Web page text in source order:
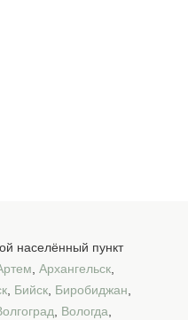
населённый пункт
, Архангельск,
, Бийск, Биробиджан,
, Вологда,